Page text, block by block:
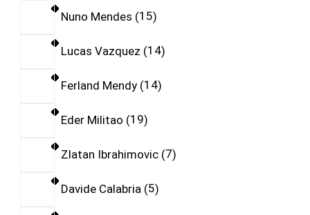
Nuno Mendes 15
Lucas Vazquez 14
Ferland Mendy 14
Eder Militao 19
Zlatan Ibrahimovic 7
Davide Calabria 5